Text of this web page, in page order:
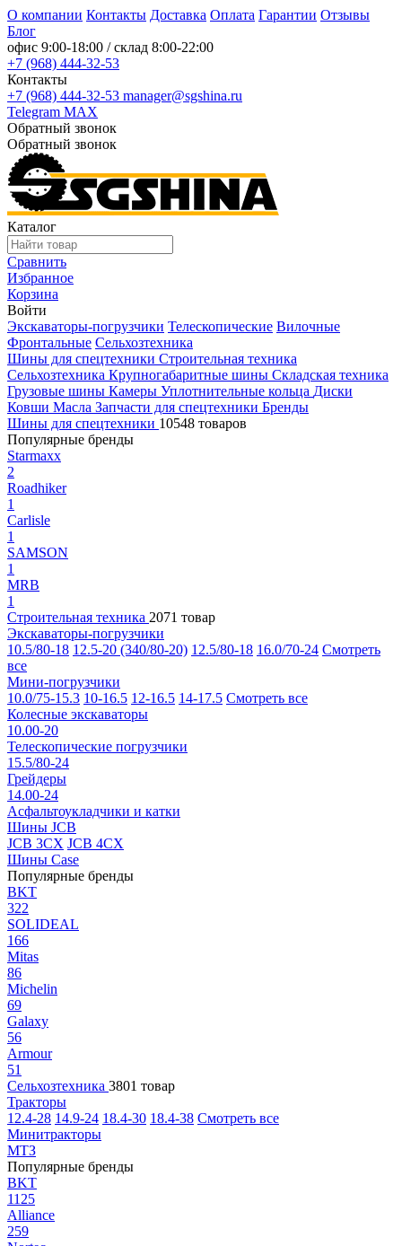
О компании Контакты Доставка Оплата Гарантии Отзывы
Блог
офис 9:00-18:00 / склад 8:00-22:00
+7 (968) 444-32-53
Контакты
+7 (968) 444-32-53 manager@sgshina.ru
Telegram MAX
Обратный звонок
Обратный звонок
Каталог
Сравнить
Избранное
Корзина
Войти
Экскаваторы-погрузчики Телескопические Вилочные
Фронтальные Сельхозтехника
Шины для спецтехники Строительная техника
Сельхозтехника Крупногабаритные шины Складская техника
Грузовые шины Камеры Уплотнительные кольца Диски
Ковши Масла Запчасти для спецтехники Бренды
Шины для спецтехники 10548 товаров
Популярные бренды
Starmaxx
2
Roadhiker
1
Carlisle
1
SAMSON
1
MRB
1
Строительная техника 2071 товар
Экскаваторы-погрузчики
10.5/80-18 12.5-20 (340/80-20) 12.5/80-18 16.0/70-24 Смотреть
все
Мини-погрузчики
10.0/75-15.3 10-16.5 12-16.5 14-17.5 Смотреть все
Колесные экскаваторы
10.00-20
Телескопические погрузчики
15.5/80-24
Грейдеры
14.00-24
Асфальтоукладчики и катки
Шины JCB
JCB 3CX JCB 4CX
Шины Case
Популярные бренды
BKT
322
SOLIDEAL
166
Mitas
86
Michelin
69
Galaxy
56
Armour
51
Сельхозтехника 3801 товар
Тракторы
12.4-28 14.9-24 18.4-30 18.4-38 Смотреть все
Минитракторы
МТЗ
Популярные бренды
BKT
1125
Alliance
259